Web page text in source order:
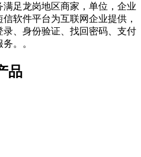
足龙岗地区商家，单位，企业
软件平台为互联网企业提供，
、身份验证、找回密码、支付
。。
品